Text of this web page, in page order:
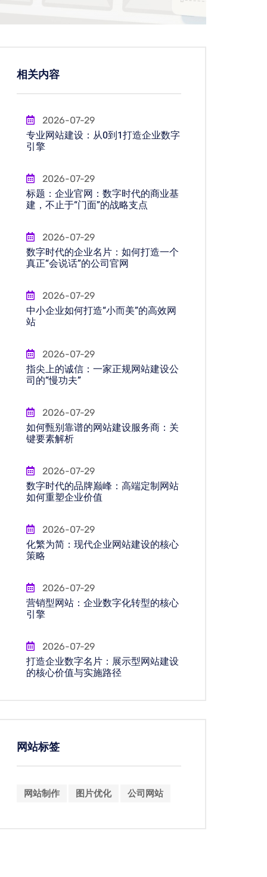
相关内容
2026-07-29
专业网站建设：从0到1打造企业数字
引擎
2026-07-29
标题：企业官网：数字时代的商业基
建，不止于“门面”的战略支点
2026-07-29
数字时代的企业名片：如何打造一个
真正“会说话”的公司官网
2026-07-29
中小企业如何打造“小而美”的高效网
站
2026-07-29
指尖上的诚信：一家正规网站建设公
司的“慢功夫”
2026-07-29
如何甄别靠谱的网站建设服务商：关
键要素解析
2026-07-29
数字时代的品牌巅峰：高端定制网站
如何重塑企业价值
2026-07-29
化繁为简：现代企业网站建设的核心
策略
2026-07-29
营销型网站：企业数字化转型的核心
引擎
2026-07-29
打造企业数字名片：展示型网站建设
的核心价值与实施路径
网站标签
网站制作 图片优化 公司网站